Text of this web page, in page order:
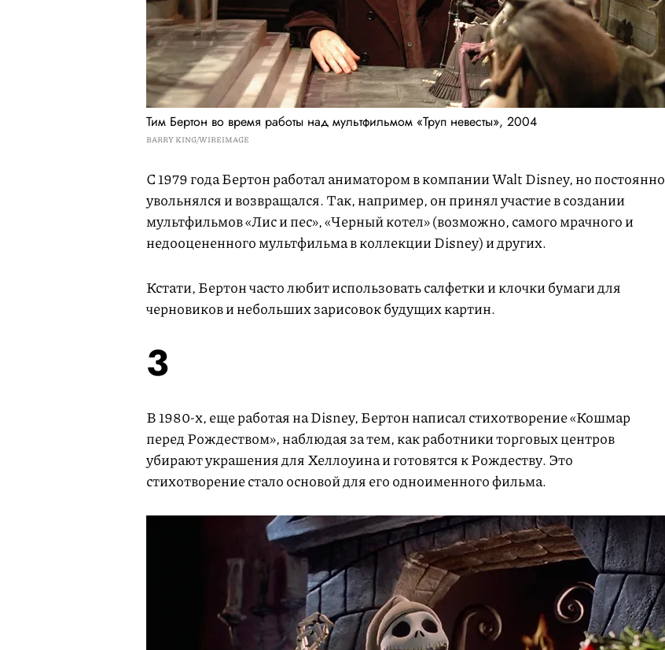
Тим Бертон во время работы над мультфильмом «Труп невесты», 2004
BARRY KING/WIREIMAGE
С 1979 года Бертон работал аниматором в компании Walt Disney, но постоянно
увольнялся и возвращался. Так, например, он принял участие в создании
мультфильмов «Лис и пес», «Черный котел» (возможно, самого мрачного и
недооцененного мультфильма в коллекции Disney) и других.
Кстати, Бертон часто любит использовать салфетки и клочки бумаги для
черновиков и небольших зарисовок будущих картин.
3
В 1980-х, еще работая на Disney, Бертон написал стихотворение «Кошмар
перед Рождеством», наблюдая за тем, как работники торговых центров
убирают украшения для Хеллоуина и готовятся к Рождеству. Это
стихотворение стало основой для его одноименного фильма.